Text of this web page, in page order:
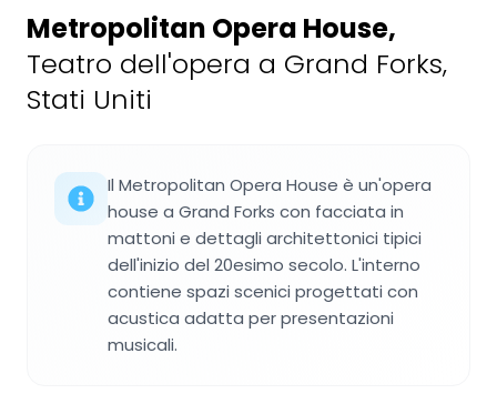
Metropolitan Opera House,
Teatro dell'opera a Grand Forks,
Stati Uniti
Il Metropolitan Opera House è un'opera
house a Grand Forks con facciata in
mattoni e dettagli architettonici tipici
dell'inizio del 20esimo secolo. L'interno
contiene spazi scenici progettati con
acustica adatta per presentazioni
musicali.